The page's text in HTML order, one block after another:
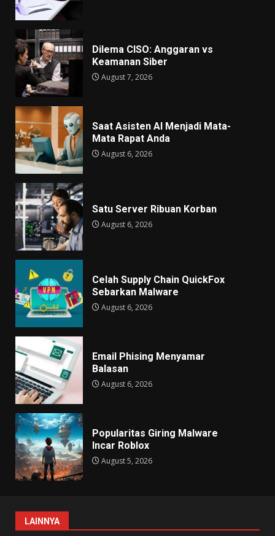
Dilema CISO: Anggaran vs
Keamanan Siber
August 7, 2026
Saat Asisten AI Menjadi Mata-
Mata Rapat Anda
August 6, 2026
Satu Server Ribuan Korban
August 6, 2026
Celah Supply Chain QuickFox
Sebarkan Malware
August 6, 2026
Email Phising Menyamar
Balasan
August 6, 2026
Popularitas Giring Malware
Incar Roblox
August 5, 2026
LAINNYA